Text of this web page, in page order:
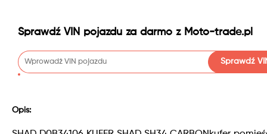
Sprawdź VIN pojazdu za darmo z Moto-trade.pl
Sprawdź
Opis: